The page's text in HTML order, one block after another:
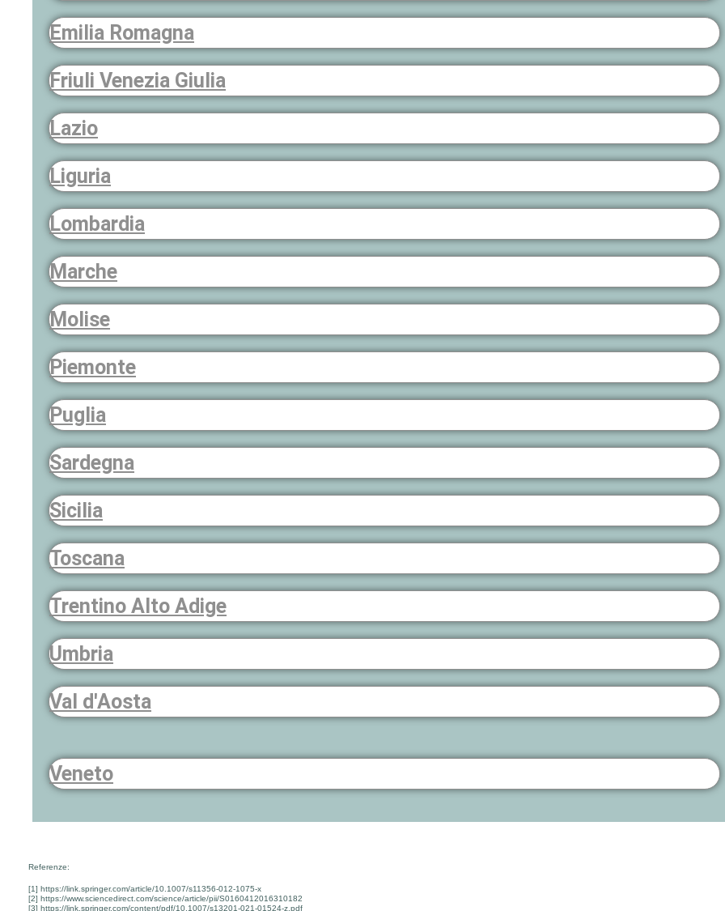
Emilia Romagna
Friuli Venezia Giulia
Lazio
Liguria
Lombardia
Marche
Molise
Piemonte
Puglia
Sardegna
Sicilia
Toscana
Trentino Alto Adige
Umbria
Val d'Aosta
Veneto
Referenze:
[1] https://link.springer.com/article/10.1007/s11356-012-1075-x
[2] https://www.sciencedirect.com/science/article/pii/S0160412016310182
[3] https://link.springer.com/content/pdf/10.1007/s13201-021-01524-z.pdf